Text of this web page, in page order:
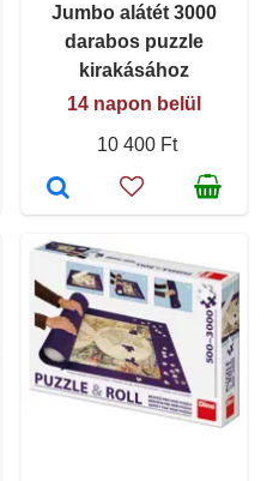
Jumbo alátét 3000
darabos puzzle
kirakásához
14 napon belül
10 400 Ft